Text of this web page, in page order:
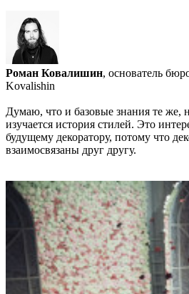
Роман Ковалишин, основатель
Kovalishin
Думаю, что и базовые знания те же,
изучается история стилей. Это
будущему декоратору, потому что
взаимосвязаны друг другу.